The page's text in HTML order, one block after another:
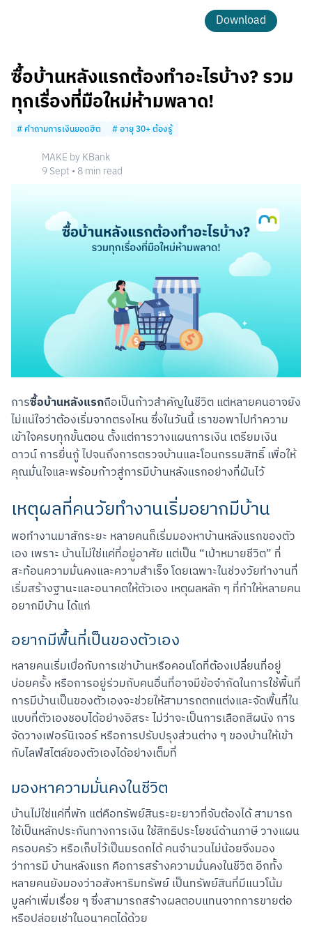
Download
ซื้อบ้านหลังแรกต้องทำอะไรบ้าง? รวม
ทุกเรื่องที่มือใหม่ห้ามพลาด!
#คำถามการเงินยอดฮิต #อายุ 30+ ต้องรู้
MAKE by KBank
9 Sept • 8min read
การซื้อบ้านหลังแรกถือเป็นก้าวสำคัญในชีวิต แต่หลายคนอาจยัง
ไม่แน่ใจว่าต้องเริ่มจากตรงไหน ซึ่งในวันนี้ เราขอพาไปทำความ
เข้าใจครบทุกขั้นตอน ตั้งแต่การวางแผนการเงิน เตรียมเงิน
ดาวน์ การยื่นกู้ ไปจนถึงการตรวจบ้านและโอนกรรมสิทธิ์ เพื่อให้
คุณมั่นใจและพร้อมก้าวสู่การมีบ้านหลังแรกอย่างที่ฝันไว้
เหตุผลที่คนวัยทำงานเริ่มอยากมีบ้าน
พอทำงานมาสักระยะ หลายคนก็เริ่มมองหาบ้านหลังแรกของตัว
เอง เพราะ บ้านไม่ใช่แค่ที่อยู่อาศัย แต่เป็น “เป้าหมายชีวิต” ที่
สะท้อนความมั่นคงและความสำเร็จ โดยเฉพาะในช่วงวัยทำงานที่
เริ่มสร้างฐานะและอนาคตให้ตัวเอง เหตุผลหลัก ๆ ที่ทำให้หลายคน
อยากมีบ้าน ได้แก่
อยากมีพื้นที่เป็นของตัวเอง
หลายคนเริ่มเบื่อกับการเช่าบ้านหรือคอนโดที่ต้องเปลี่ยนที่อยู่
บ่อยครั้ง หรือการอยู่ร่วมกับคนอื่นที่อาจมีข้อจำกัดในการใช้พื้นที่
การมีบ้านเป็นของตัวเองจะช่วยให้สามารถตกแต่งและจัดพื้นที่ใน
แบบที่ตัวเองชอบได้อย่างอิสระ ไม่ว่าจะเป็นการเลือกสีผนัง การ
จัดวางเฟอร์นิเจอร์ หรือการปรับปรุงส่วนต่าง ๆ ของบ้านให้เข้า
กับไลฟ์สไตล์ของตัวเองได้อย่างเต็มที่
มองหาความมั่นคงในชีวิต
บ้านไม่ใช่แค่ที่พัก แต่คือทรัพย์สินระยะยาวที่จับต้องได้ สามารถ
ใช้เป็นหลักประกันทางการเงิน ใช้สิทธิประโยชน์ด้านภาษี วางแผน
ครอบครัว หรือเก็บไว้เป็นมรดกได้ คนจำนวนไม่น้อยจึงมอง
ว่าการมี บ้านหลังแรก คือการสร้างความมั่นคงในชีวิต อีกทั้ง
หลายคนยังมองว่าอสังหาริมทรัพย์ เป็นทรัพย์สินที่มีแนวโน้ม
มูลค่าเพิ่มเรื่อย ๆ ซึ่งสามารถสร้างผลตอบแทนจากการขายต่อ
หรือปล่อยเช่าในอนาคตได้ด้วย